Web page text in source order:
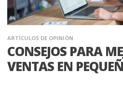
ARTÍCULOS DE OPINIÓN
CONSEJOS PARA
VENTAS EN